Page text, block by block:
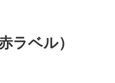
ラベル）